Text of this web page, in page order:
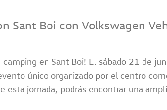
Sant Boi con Volkswagen
camping en Sant Boi! El sábado 21 de
único organizado por el centro
esta jornada, podrás encontrar una